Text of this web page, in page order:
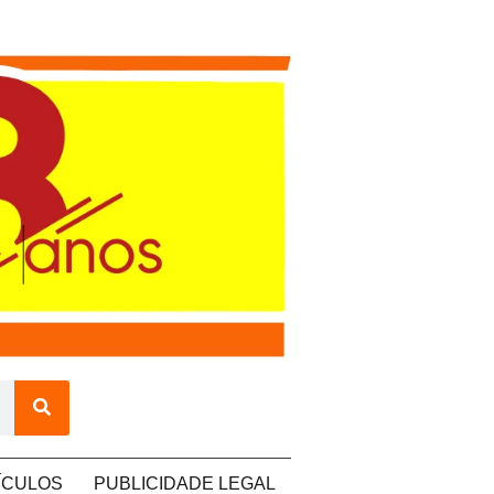
PUBLICIDADE LEGAL